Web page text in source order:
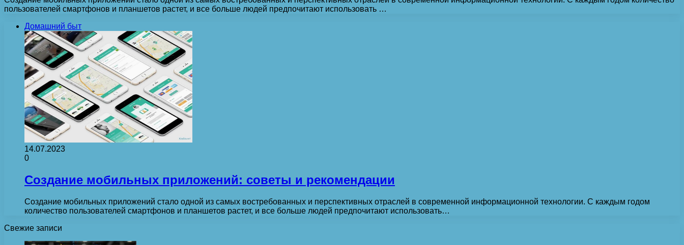
пользователей смартфонов и планшетов растет, и все больше людей предпочитают использовать …
Домашний быт
14.07.2023
0
Создание мобильных приложений: советы и рекомендации
Создание мобильных приложений стало одной из самых востребованных и перспективных отраслей в современной информационной технологии. С каждым годом
количество пользователей смартфонов и планшетов растет, и все больше людей предпочитают использовать…
Свежие записи